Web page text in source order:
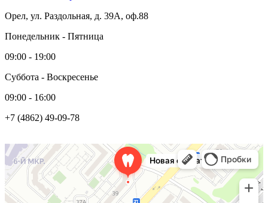
Орел, ул. Раздольная, д. 39А, оф.88
Понедельник - Пятница
09:00 - 19:00
Суббота - Воскресенье
09:00 - 16:00
+7 (4862) 49-09-78
Новая стоматология
Стоматологическая клиника в Орле
Детская стоматология в Орле